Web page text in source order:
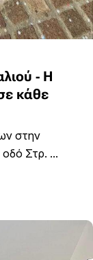
- Η
κάθε
στην
Στρ. ...